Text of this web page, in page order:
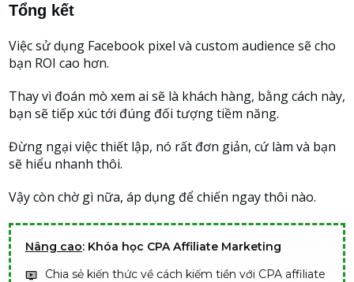
Tổng kết
Việc sử dụng Facebook pixel và custom audience sẽ cho
bạn ROI cao hơn.
Thay vì đoán mò xem ai sẽ là khách hàng, bằng cách này,
bạn sẽ tiếp xúc tới đúng đối tượng tiềm năng.
Đừng ngại việc thiết lập, nó rất đơn giản, cứ làm và bạn
sẽ hiểu nhanh thôi.
Vậy còn chờ gì nữa, áp dụng để chiến ngay thôi nào.
Nâng cao: Khóa học CPA Affiliate Marketing
Chia sẻ kiến thức về cách kiếm tiền với CPA affiliate